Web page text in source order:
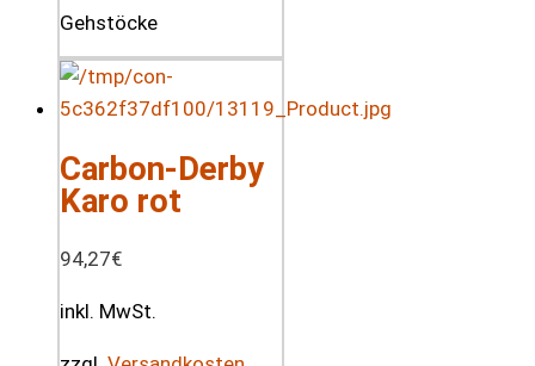
Carbon-Derby
Karo rot
94,27€
inkl. MwSt.